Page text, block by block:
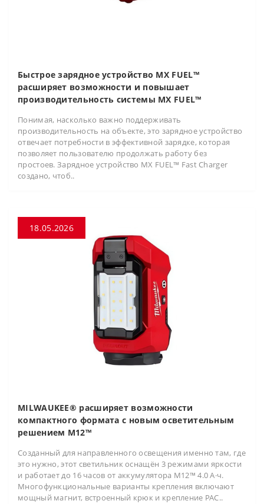
Быстрое зарядное устройство MX FUEL™
расширяет возможности и повышает
производительность системы MX FUEL™
Понимая, насколько важно поддерживать
производительность на объекте, это зарядное устройство
отвечает потребности в эффективной зарядке, которая
позволяет пользователю продолжать работу без
простоев. Зарядное устройство MX FUEL™ Fast Charger
создано, чтоб..
18.05.2026
MILWAUKEE® расширяет возможности
компактного формата с новым осветительным
решением M12™
Созданный для направленного освещения именно там, где
это нужно, этот светильник оснащён 3 режимами яркости
и работает до 16 часов от аккумулятора M12™ 4.0 А·ч.
Многофункциональные варианты крепления включают
мощный магнит, встроенный крюк и крепление PAC..